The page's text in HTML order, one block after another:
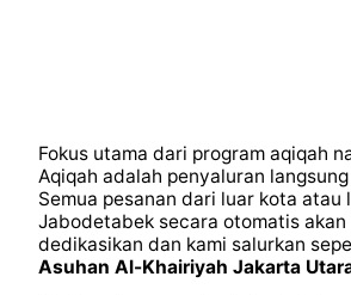
Fokus utama dari program aqiqah
Aqiqah adalah penyaluran
Semua pesanan dari luar kota atau
Jabodetabek secara otomatis akan
dedikasikan dan kami salurkan
Asuhan Al-Khairiyah Jakarta